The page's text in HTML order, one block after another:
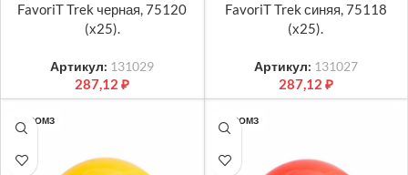
FavoriT Trek черная, 75120
(х25).
Артикул: 131029
287,12₽
FavoriT Trek синяя, 75118
(х25).
Артикул: 131027
287,12 ₽
РОСОМЗ РОСОМЗ